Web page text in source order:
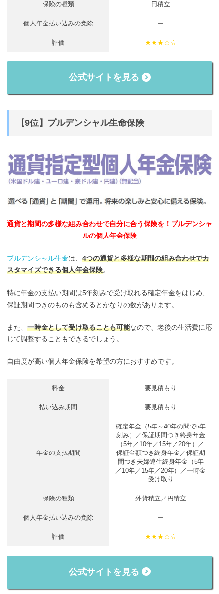
保険の種類 円積立
個人年金払い込みの免除 ー
評価 ★★★☆☆
公式サイトを見る
【9位】プルデンシャル生命保険
通貨と期間の多様な組み合わせで自分に合う保険を！プルデンシャ
ルの個人年金保険
プルデンシャル生命は、 4つの通貨と多様な期間の組み合わせでカ
スタマイズできる個人年金保険。
特に年金の支払い期間は5年刻みで受け取れる確定年金をはじめ、
保証期間つきのものも含めるとかなりの数があります。
また、 一時金として受け取ることも可能なので、老後の生活費に応
じて調整することもできるでしょう。
自由度が高い個人年金保険を希望の方におすすめです。
料金 要見積もり
払い込み期間 要見積もり
年金の支払期間
確定年金（5年～40年の間で5年
刻み）／保証期間つき終身年金
（5年／10年／15年／20年）／
保証金額つき終身年金／保証期
間つき夫婦連生終身年金（5年
／10年／15年／20年）／一時金
受け取り
保険の種類 外貨積立／円積立
個人年金払い込みの免除 ー
評価 ★★★☆☆
公式サイトを見る